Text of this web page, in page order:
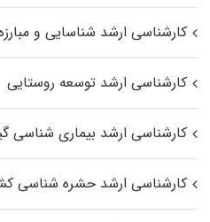
کارشناسی ارشد شناسایی و
کارشناسی ارشد توسعه روستایی
کارشناسی ارشد بیماری‌ شناسی
کارشناسی ارشد حشره‌ شناسی